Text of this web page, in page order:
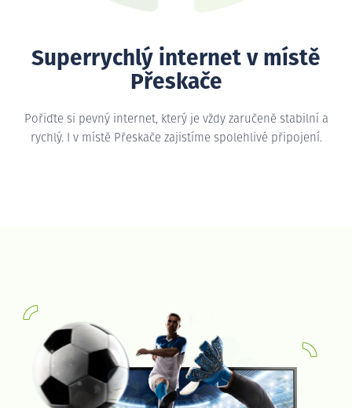
Superrychlý internet v místě
Přeskače
Pořiďte si pevný internet, který je vždy zaručeně stabilní a
rychlý. I v místě Přeskače zajistíme spolehlivé připojení.